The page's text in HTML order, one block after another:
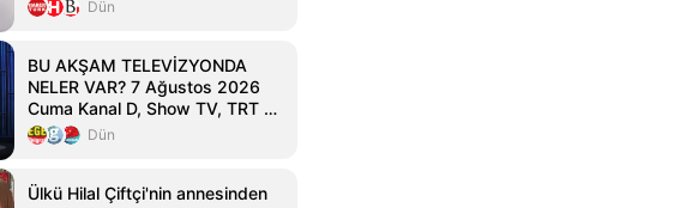
Dün
BU AKŞAM TELEVİZYONDA
NELER VAR? 7 Ağustos 2026
Cuma Kanal D, Show TV, TRT 1,
ATV, Star TV, NOW, TV8 TV
yayın akışı listesi...
Dün
Ülkü Hilal Çiftçi'nin annesinden